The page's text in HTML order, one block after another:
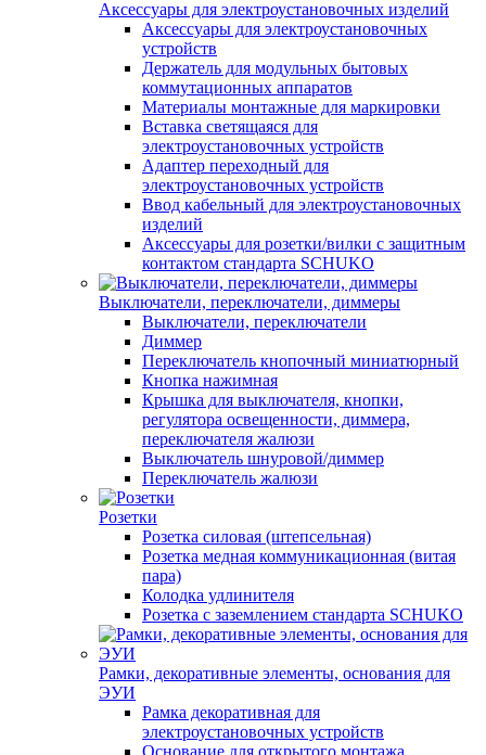
Аксессуары для электроустановочных изделий
Аксессуары для электроустановочных
устройств
Держатель для модульных бытовых
коммутационных аппаратов
Материалы монтажные для маркировки
Вставка светящаяся для
электроустановочных устройств
Адаптер переходный для
электроустановочных устройств
Ввод кабельный для электроустановочных
изделий
Аксессуары для розетки/вилки с защитным
контактом стандарта SCHUKO
Выключатели, переключатели, диммеры
Выключатели, переключатели
Диммер
Переключатель кнопочный миниатюрный
Кнопка нажимная
Крышка для выключателя, кнопки,
регулятора освещенности, диммера,
переключателя жалюзи
Выключатель шнуровой/диммер
Переключатель жалюзи
Розетки
Розетка силовая (штепсельная)
Розетка медная коммуникационная (витая
пара)
Колодка удлинителя
Розетка с заземлением стандарта SCHUKO
Рамки, декоративные элементы, основания для
ЭУИ
Рамка декоративная для
электроустановочных устройств
Основание для открытого монтажа